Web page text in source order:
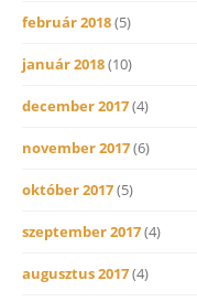
február 2018(5)
január 2018(10)
december 2017(4)
november 2017(6)
október 2017(5)
szeptember 2017(4)
augusztus 2017(4)